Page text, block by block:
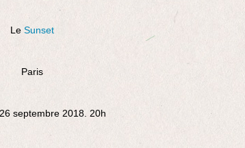
Le Sunset
Paris
septembre 2018. 20h